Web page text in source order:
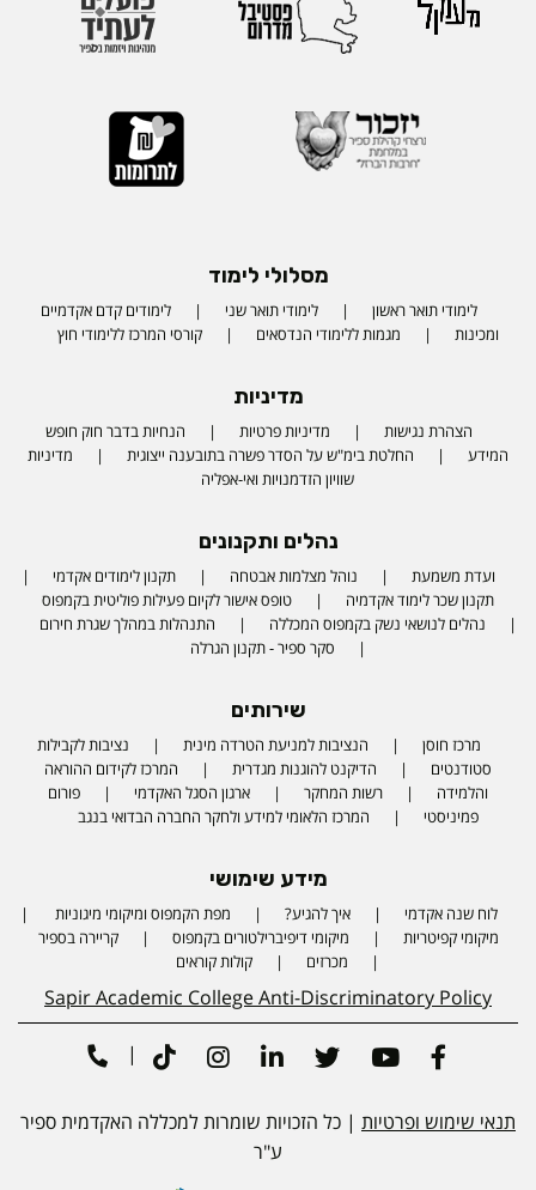
מסלולי לימוד
לימודי תואר ראשון לימודי תואר שני
לימודים קדם אקדמיים
ומכינות
מגמות ללימודי הנדסאים קורסי המרכז ללימודי חוץ
מדיניות
הצהרת נגישות מדיניות פרטיות
הנחיות בדבר חוק חופש
המידע
החלטת בימ"ש על הסדר פשרה בתובענה ייצוגית
מדיניות
שוויון הזדמנויות ואי-אפליה
נהלים ותקנונים
ועדת משמעת נוהל מצלמות אבטחה
תקנון לימודים אקדמי
תקנון שכר לימוד אקדמיה
טופס אישור לקיום פעילות פוליטית בקמפוס
נהלים לנושאי נשק בקמפוס המכללה
התנהלות במהלך שגרת חירום
סקר ספיר - תקנון הגרלה
שירותים
מרכז חוסן הנציבות למניעת הטרדה מינית
נציבות לקבילות
סטודנטים
הדיקנט להוגנות מגדרית
המרכז לקידום ההוראה
והלמידה
רשות המחקר ארגון הסגל האקדמי
פורום
פמיניסטי
המרכז הלאומי למידע ולחקר החברה הבדואי בנגב
מידע שימושי
לוח שנה אקדמי איך להגיע?
מפת הקמפוס ומיקומי מיגוניות
מיקומי קפיטריות
מיקומי דיפיברילטורים בקמפוס
קריירה בספיר
מכרזים
קולות קוראים
Sapir Academic College Anti-Discriminatory Policy
תנאי שימוש ופרטיות | כל הזכויות שומרות למכללה האקדמית ספיר
ע"ר
Facebook
Youtube
Twitter
Linkedin
Instagram
Tiktok
|
Phone number